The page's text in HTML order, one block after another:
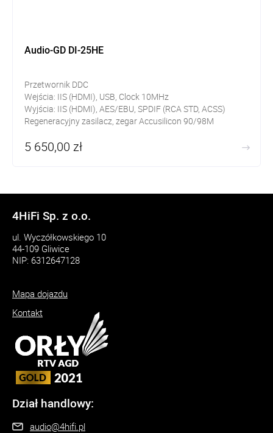
Audio-GD DI-25HE
Przetwornik DDC
Wejścia: IIS (HDMI), USB, Clock 10MHz
Wyjścia: IIS (HDMI), AES/EBU, SPDIF (RCA STD, ACSS)
Regeneracyjny zasilacz, zegar Accusilicon 90/98M
5 650,00 zł
4HiFi Sp. z o.o.
ul. Wyczółkowskiego 10
44-109 Gliwice
NIP: 6312647128
Mapa dojazdu
Kontakt
Dział handlowy:
audio@4hifi.pl